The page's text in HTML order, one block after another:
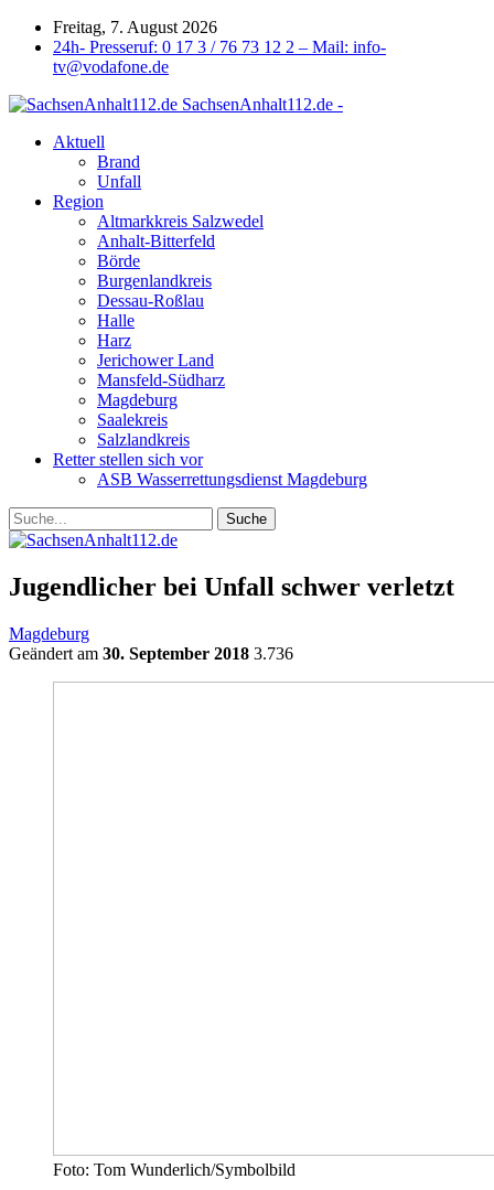
Freitag, 7. August 2026
24h- Presseruf: 0 17 3 / 76 73 12 2 – Mail: info-
tv@vodafone.de
SachsenAnhalt112.de -
Aktuell
Brand
Unfall
Region
Altmarkkreis Salzwedel
Anhalt-Bitterfeld
Börde
Burgenlandkreis
Dessau-Roßlau
Halle
Harz
Jerichower Land
Mansfeld-Südharz
Magdeburg
Saalekreis
Salzlandkreis
Retter stellen sich vor
ASB Wasserrettungsdienst Magdeburg
Jugendlicher bei Unfall schwer verletzt
Magdeburg
Geändert am 30. September 2018 3.736
Foto: Tom Wunderlich/Symbolbild